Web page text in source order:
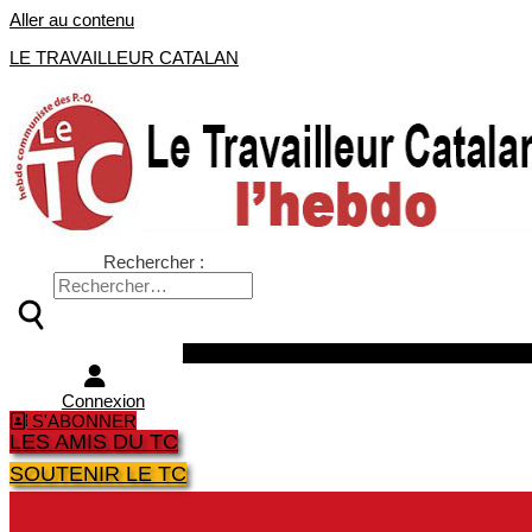
Aller au contenu
LE TRAVAILLEUR CATALAN
Rechercher :
Connexion
S'ABONNER
LES AMIS DU TC
SOUTENIR LE TC